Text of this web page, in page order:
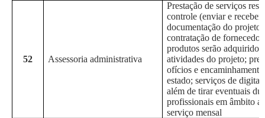
52 Assessoria administrativa
Prestação de serviços
controle (enviar e
documentação do
contratação de
produtos serão adquiridos
atividades do projeto;
ofícios e
estado; serviços de
além de tirar eventuais
profissionais em âmbito
serviço mensal